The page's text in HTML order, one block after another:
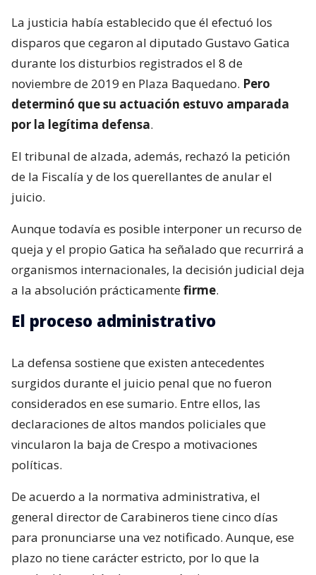
La justicia había establecido que él efectuó los
disparos que cegaron al diputado Gustavo Gatica
durante los disturbios registrados el 8 de
noviembre de 2019 en Plaza Baquedano. Pero
determinó que su actuación estuvo amparada
por la legítima defensa.
El tribunal de alzada, además, rechazó la petición
de la Fiscalía y de los querellantes de anular el
juicio.
Aunque todavía es posible interponer un recurso de
queja y el propio Gatica ha señalado que recurrirá a
organismos internacionales, la decisión judicial deja
a la absolución prácticamentefirme.
El proceso administrativo
La defensa sostiene que existen antecedentes
surgidos durante el juicio penal que no fueron
considerados en ese sumario. Entre ellos, las
declaraciones de altos mandos policiales que
vincularon la baja de Crespo a motivaciones
políticas.
De acuerdo a la normativa administrativa, el
general director de Carabineros tiene cinco días
para pronunciarse una vez notificado. Aunque, ese
plazo no tiene carácter estricto, por lo que la